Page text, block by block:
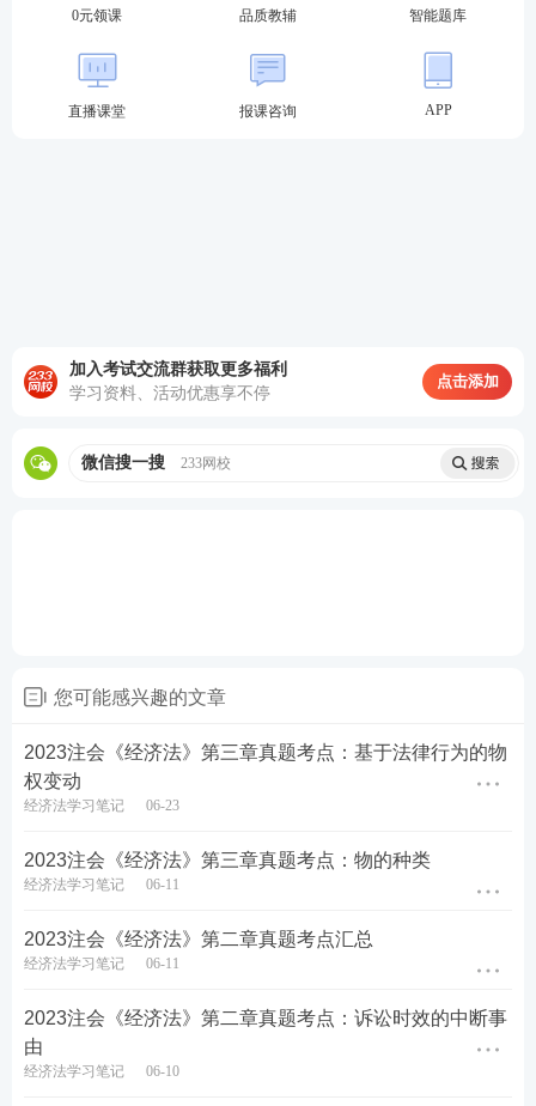
期限：
①居住用地70年(期间届满的，自动续期)
②教育、科技、文化、卫生、体育、工业用地50年
使用权出让金，并取得土地使用权证书。按照出让合
同约定进行投资开发，属于房屋
的，完成开
发投资总额的25%以上，属于成片开发土地的，形成
工业用地或者其他建设用地条件。转让房地产时房屋
3、让与禁止
下列房地产不得转让：
①出让方式取得土地使用权，不符合法定转让条件的
②司法机关和行政机关依法裁定、决定查封或以其他
形式限制房地产权利
③依法收回土地使用权
⑤权属有争议
0元领课 品质教辅 智能题库
直播课堂 报课咨询 APP
加入考试交流群获取更多福利
学习资料、活动优惠享不停
点击添加
微信搜一搜 233网校
您可能感兴趣的文章
2023注会《经济法》第三章真题考点：基于法律行为的物
权变动
经济法学习笔记 06-23
2023注会《经济法》第三章真题考点：物的种类
经济法学习笔记 06-11
2023注会《经济法》第二章真题考点汇总
经济法学习笔记 06-11
2023注会《经济法》第二章真题考点：诉讼时效的中断事
由
经济法学习笔记 06-10